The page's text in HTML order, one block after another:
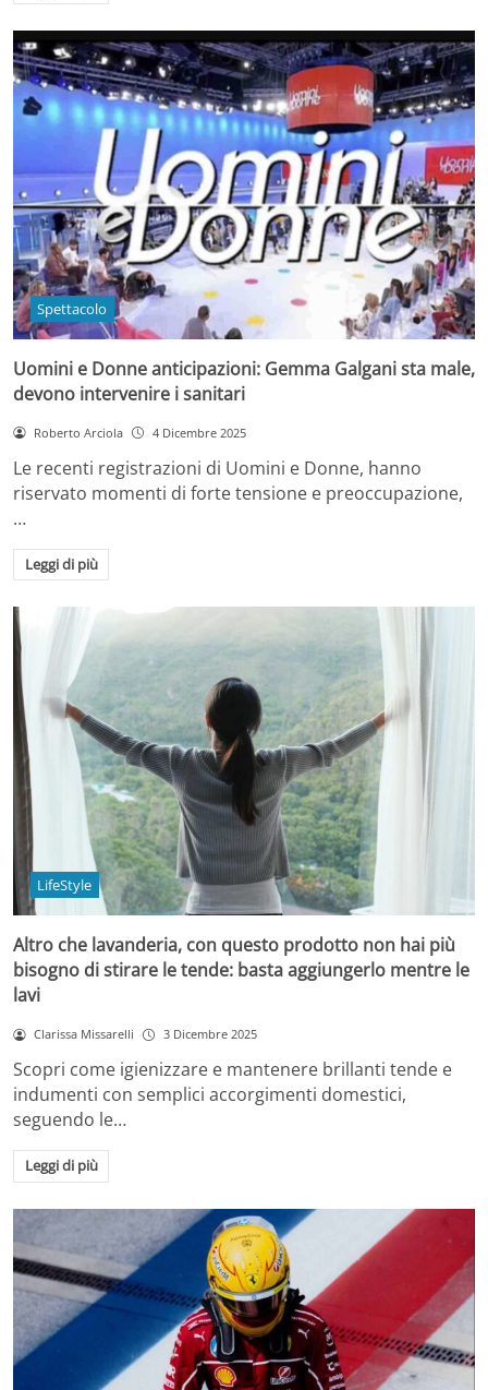
Spettacolo
Uomini e Donne anticipazioni: Gemma Galgani sta male,
devono intervenire i sanitari
Roberto Arciola 4 Dicembre 2025
Le recenti registrazioni di Uomini e Donne, hanno
riservato momenti di forte tensione e preoccupazione,
…
Leggi di più
LifeStyle
Altro che lavanderia, con questo prodotto non hai più
bisogno di stirare le tende: basta aggiungerlo mentre le
lavi
Clarissa Missarelli 3 Dicembre 2025
Scopri come igienizzare e mantenere brillanti tende e
indumenti con semplici accorgimenti domestici,
seguendo le…
Leggi di più